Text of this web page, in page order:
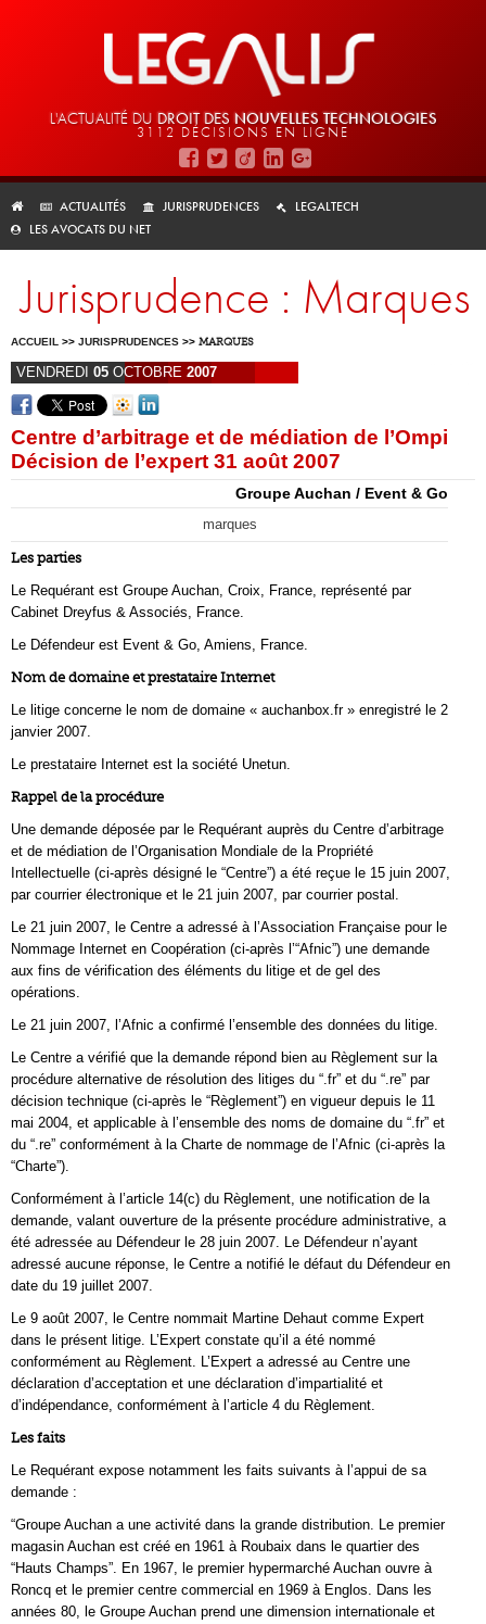
L'ACTUALITÉ DU DROIT DES NOUVELLES TECHNOLOGIES
3112 DÉCISIONS EN LIGNE
ACTUALITÉS JURISPRUDENCES
LEGALTECH
LES AVOCATS DU NET
Jurisprudence : Marques
ACCUEIL >> JURISPRUDENCES >> MARQUES
VENDREDI 05 OCTOBRE 2007
Centre d’arbitrage et de médiation de l’Ompi
Décision de l’expert 31 août 2007
Groupe Auchan / Event & Go
marques
Les parties
Le Requérant est Groupe Auchan, Croix, France, représenté par
Cabinet Dreyfus & Associés, France.
Le Défendeur est Event & Go, Amiens, France.
Nom de domaine et prestataire Internet
Le litige concerne le nom de domaine « auchanbox.fr » enregistré le 2
janvier 2007.
Le prestataire Internet est la société Unetun.
Rappel de la procédure
Une demande déposée par le Requérant auprès du Centre d’arbitrage
et de médiation de l’Organisation Mondiale de la Propriété
Intellectuelle (ci-après désigné le “Centre”) a été reçue le 15 juin 2007,
par courrier électronique et le 21 juin 2007, par courrier postal.
Le 21 juin 2007, le Centre a adressé à l’Association Française pour le
Nommage Internet en Coopération (ci-après l’“Afnic”) une demande
aux fins de vérification des éléments du litige et de gel des
opérations.
Le 21 juin 2007, l’Afnic a confirmé l’ensemble des données du litige.
Le Centre a vérifié que la demande répond bien au Règlement sur la
procédure alternative de résolution des litiges du “.fr” et du “.re” par
décision technique (ci-après le “Règlement”) en vigueur depuis le 11
mai 2004, et applicable à l’ensemble des noms de domaine du “.fr” et
du “.re” conformément à la Charte de nommage de l’Afnic (ci-après la
“Charte”).
Conformément à l’article 14(c) du Règlement, une notification de la
demande, valant ouverture de la présente procédure administrative, a
été adressée au Défendeur le 28 juin 2007. Le Défendeur n’ayant
adressé aucune réponse, le Centre a notifié le défaut du Défendeur en
date du 19 juillet 2007.
Le 9 août 2007, le Centre nommait Martine Dehaut comme Expert
dans le présent litige. L’Expert constate qu’il a été nommé
conformément au Règlement. L’Expert a adressé au Centre une
déclaration d’acceptation et une déclaration d’impartialité et
d’indépendance, conformément à l’article 4 du Règlement.
Les faits
Le Requérant expose notamment les faits suivants à l’appui de sa
demande :
“Groupe Auchan a une activité dans la grande distribution. Le premier
magasin Auchan est créé en 1961 à Roubaix dans le quartier des
“Hauts Champs”. En 1967, le premier hypermarché Auchan ouvre à
Roncq et le premier centre commercial en 1969 à Englos. Dans les
années 80, le Groupe Auchan prend une dimension internationale et